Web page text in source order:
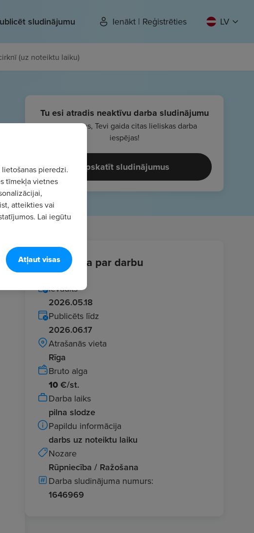
sludinājumu Ienākt | Reģistrēties LV
(uz noteiktu laiku)
Tu esi atradis neaktīvu darba sludinājumu
Nebēdājies, Tevi gaida citas lieliskas darba
iespējas!
Apskatīt sludinājumus
Informācija par darbu
Ievadīts
2026.05.18
Publicēts līdz
2026.06.17
Atrašanās vieta
Rīga
Bruto alga
10 €/st.
Darba laiks
pilna slodze
Papildu informācija
darbs uz noteiktu laiku
Nozare
Rūpniecība / Ražošana
Darba sludinājuma numurs:
1646969
pieredzi.
tīmekļa vietnes
atteikties vai
Lai iegūtu
Atļaut visas